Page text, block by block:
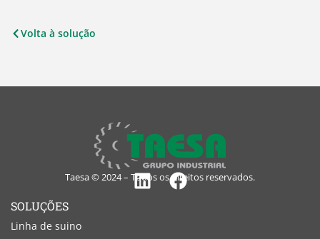
Volta à solução
Taesa © 2024 – Todos os direitos reservados.
SOLUÇÕES
Linha de suino